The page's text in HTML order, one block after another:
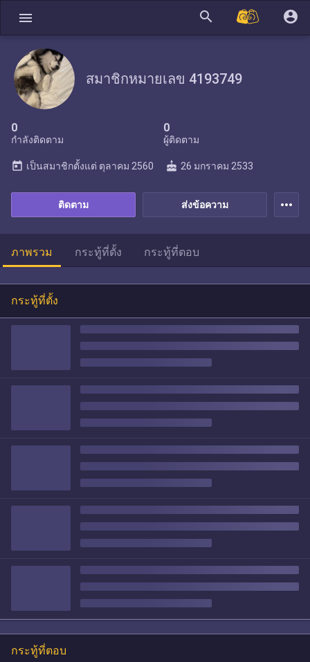
menu search account_circle
สมาชิกหมายเลข 4193749
0
กำลังติดตาม
0
ผู้ติดตาม
ส่งข้อความ
ติดตาม
today เป็นสมาชิกตั้งแต่ ตุลาคม 2560 cake 26 มกราคม 2533
more_horiz
ภาพรวม กระทู้ที่ตั้ง กระทู้ที่ตอบ
กระทู้ที่ตั้ง
กระทู้ที่ตอบ